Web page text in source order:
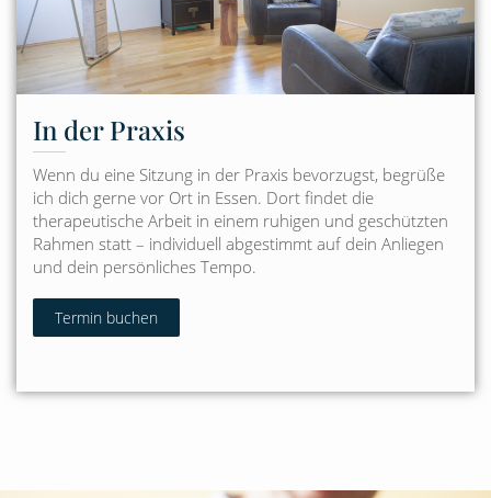
In der Praxis
Wenn du eine Sitzung in der Praxis bevorzugst, begrüße
ich dich gerne vor Ort in Essen. Dort findet die
therapeutische Arbeit in einem ruhigen und geschützten
Rahmen statt – individuell abgestimmt auf dein Anliegen
und dein persönliches Tempo.
Termin buchen